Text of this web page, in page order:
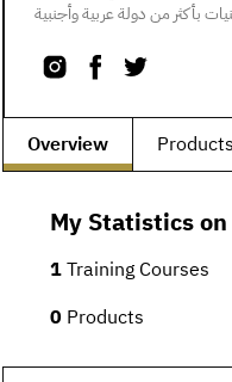
Overview Products
My Statistics
1Training Courses
0Products